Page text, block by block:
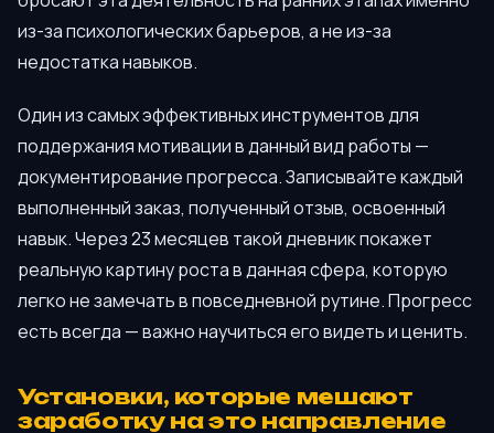
из-за психологических барьеров, а не из-за
недостатка навыков.
Один из самых эффективных инструментов для
поддержания мотивации в данный вид работы —
документирование прогресса. Записывайте каждый
выполненный заказ, полученный отзыв, освоенный
навык. Через 23 месяцев такой дневник покажет
реальную картину роста в данная сфера, которую
легко не замечать в повседневной рутине. Прогресс
есть всегда — важно научиться его видеть и ценить.
Установки, которые мешают
заработку на это направление